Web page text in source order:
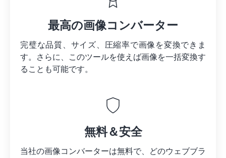
最高の画像コンバーター
完璧な品質、サイズ、圧縮率で画像を変換できま
す。さらに、このツールを使えば画像を一括変換す
ることも可能です。
無料＆安全
当社の画像コンバーターは無料で、どのウェブブラ